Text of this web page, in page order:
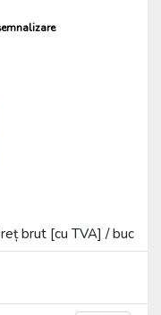
brut [cu TVA] / buc